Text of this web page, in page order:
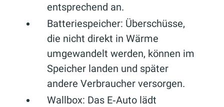
entsprechend an.
Batteriespeicher: Überschüsse,
die nicht direkt in Wärme
umgewandelt werden, können im
Speicher landen und später
andere Verbraucher versorgen.
Wallbox: Das E‑Auto lädt